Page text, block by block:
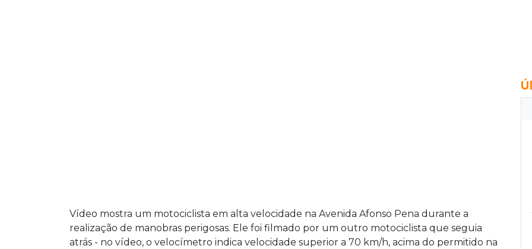
Vídeo mostra um motociclista em alta velocidade na Avenida Afonso Pena durante a
realização de manobras perigosas. Ele foi filmado por um outro motociclista que seguia
atrás - no vídeo, o velocímetro indica velocidade superior a 70 km/h, acima do permitido na